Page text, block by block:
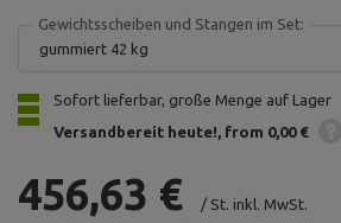
Gewichtsscheiben und Stangen im Set:
gummiert 42 kg
Sofort lieferbar, große Menge auf Lager
Versandbereit heute! from 0,00 €
456,63 € / St. inkl. MwSt.